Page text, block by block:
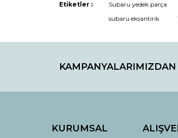
Etiketler : Subaru yedek parça
subaru eksantirik
KURUMSAL